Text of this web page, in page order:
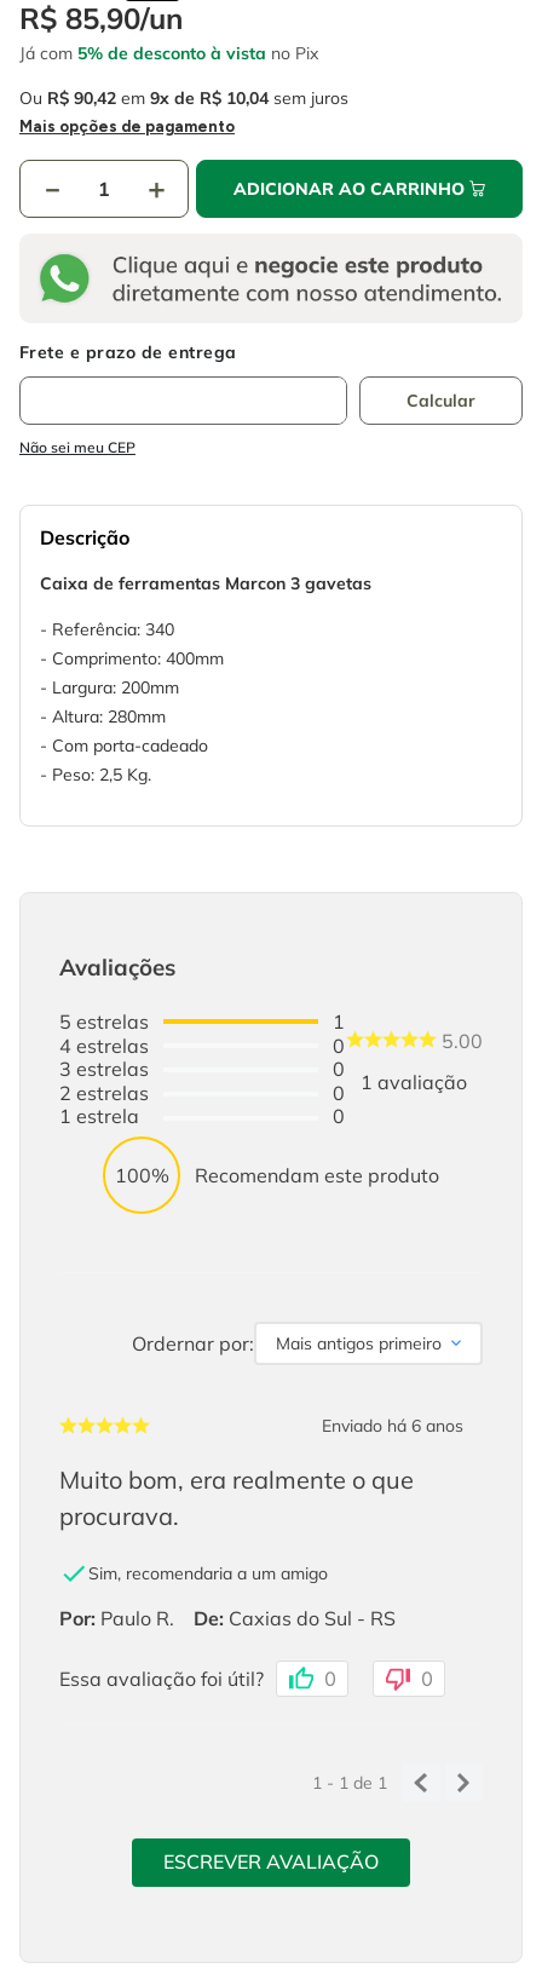
R$ 85,90/un
Já com 5% de desconto à vista no Pix
Ou R$ 90,42 em 9 R$ 10,04sem juros
Mais opções de pagamento
＋
－ ADICIONAR AO CARRINHO
Não sei meu CEP
Descrição
Caixa de ferramentas Marcon 3 gavetas
- Referência: 340
- Comprimento: 400mm
- Largura: 200mm
- Altura: 280mm
- Com porta-cadeado
- Peso: 2,5 Kg.
Avaliações
5estrelas
4estrelas
3estrelas
2estrelas
1estrela
1
0
0
0
0
5.00
1avaliação
100% Recomendam este produto
Ordernar por: Mais antigos primeiro
Enviado há 6 anos
Muito bom, era realmente o que
procurava.
Sim, recomendaria a um amigo
Por: Paulo R. De: Caxias do Sul - RS
Essa avaliação foi útil? 0 0
1 - 1de 1
ESCREVER AVALIAÇÃO
6 º fio
7º serra copo
8º chave impacto
disco corte
º escada
º serra circular
º fio
chave impacto
disco corte